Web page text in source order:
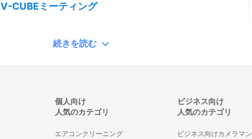
V-CUBEミーティング
続きを読む
個人向け
人気のカテゴリ
エアコンクリーニング
ビジネス向け
人気のカテゴリ
ビジネス向けカメラマン